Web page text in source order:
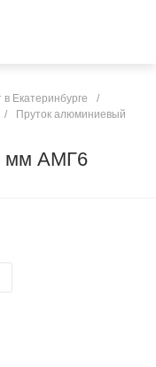
Екатеринбурге
/
/
Пруток алюминиевый
мм АМГ6